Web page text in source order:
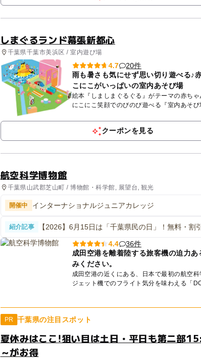
しまぐるランド幕張新都心
千葉県千葉市美浜区 / 室内遊び場
4.7
20件
雨も暑さも気にせず思い切り遊べる♪
こにこがいっぱいの室内あそび場
絵本『しましまぐるぐる』がテーマの赤ち
にこにこ笑顔でのびのび遊べる『室内あそび場
クーポンを見る
航空科学博物館
千葉県山武郡芝山町 / 博物館・科学館, 展望台, 観光
開催中 インターナショナルジュニアカレッジ
紹介記事
【2026】6月15日は「千葉県民の日」！無料・割
4.4
36件
成田空港を離着陸する旅客機の迫力あ
みください。
成田空港の近くにある、日本で最初の航空科
ジェット機でのフライト気分を味わえる「
PR 千葉県の注目スポット
夏休みはここ!狙い目は土日・平日も第二部
～がお得